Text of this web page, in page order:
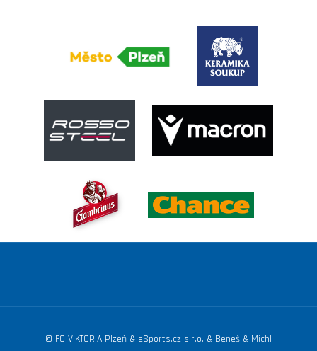
© FC VIKTORIA Plzeň & eSports.cz s.r.o. & Beneš & Michl